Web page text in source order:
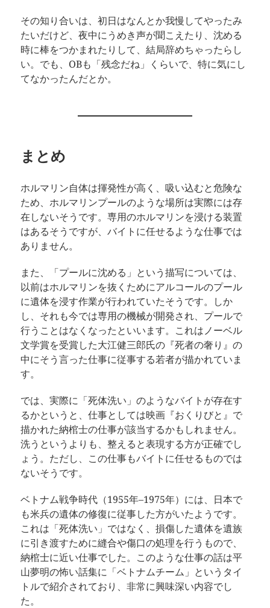
その知り合いは、初日はなんとか我慢してやったみ
たいだけど、夜中にうめき声が聞こえたり、沈める
時に棒をつかまれたりして、結局辞めちゃったらし
い。でも、OBも「残念だね」くらいで、特に気にし
てなかったんだとか。
まとめ
ホルマリン自体は揮発性が高く、吸い込むと危険な
ため、ホルマリンプールのような場所は実際には存
在しないそうです。専用のホルマリンを浸ける装置
はあるそうですが、バイトに任せるような仕事では
ありません。
また、「プールに沈める」という描写については、
以前はホルマリンを抜くためにアルコールのプール
に遺体を浸す作業が行われていたそうです。しか
し、それも今では専用の機械が開発され、プールで
行うことはなくなったといいます。これはノーベル
文学賞を受賞した大江健三郎氏の『死者の奢り』の
中にそう言った仕事に従事する若者が描かれていま
す。
では、実際に「死体洗い」のようなバイトが存在す
るかというと、仕事としては映画『おくりびと』で
描かれた納棺士の仕事が該当するかもしれません。
洗うというよりも、整えると表現する方が正確でし
ょう。ただし、この仕事もバイトに任せるものでは
ないそうです。
ベトナム戦争時代（1955年–1975年）には、日本で
も米兵の遺体の修復に従事した方がいたようです。
これは「死体洗い」ではなく、損傷した遺体を遺族
に引き渡すために縫合や傷口の処理を行うもので、
納棺士に近い仕事でした。このような仕事の話は平
山夢明の怖い話集に「ベトナムチーム」というタイ
トルで紹介されており、非常に興味深い内容でし
た。